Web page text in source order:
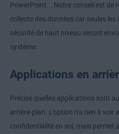
PowerPoint... Notre conseil est de
collecte des données car seules
sécurité de haut niveau seront
système.
Applications en
Précise quelles applications sont
arrière-plan. L'option n'a rien à voir
confidentialité en soi, mais permet